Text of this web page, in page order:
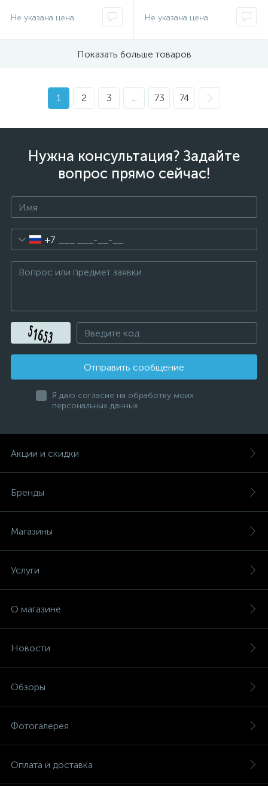
Не указана цена Не указана цена
Показать больше товаров
1 2 3 ... 73 74
Нужна консультация? Задайте
вопрос прямо сейчас!
+7
Отправить сообщение
Я даю согласие на обработку моих
персональных данных
Акции и скидки
Бренды
Магазины
Услуги
О магазине
Новости
Обзоры
Фотогалерея
Оплата и доставка